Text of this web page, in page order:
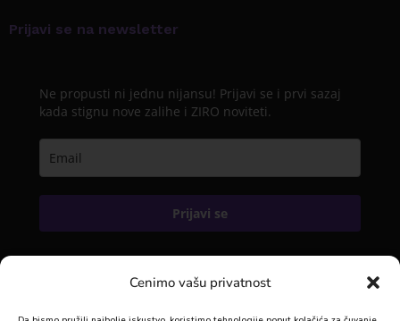
Cenimo vašu privatnost
Prijavi se na newsletter
Ne propusti ni jednu nijansu! Prijavi se i prvi sazaj
kada stignu nove zalihe i ZIRO noviteti.
Prijavi se